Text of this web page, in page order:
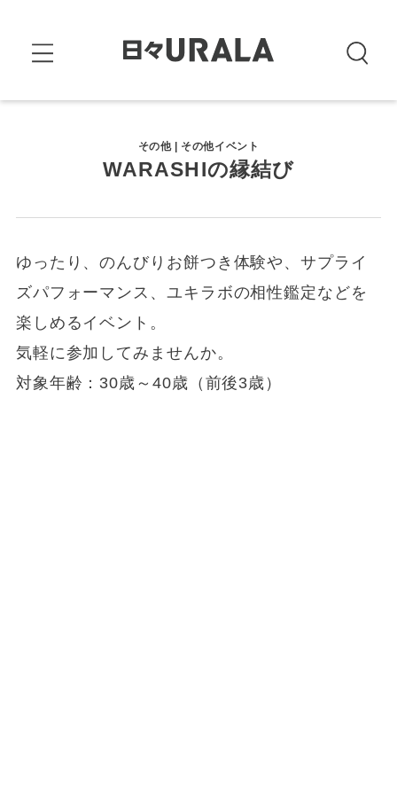
その他 | その他イベント
WARASHIの縁結び
ゆったり、のんびりお餅つき体験や、サプライ
ズパフォーマンス、ユキラボの相性鑑定などを
楽しめるイベント。
気軽に参加してみませんか。
対象年齢：30歳～40歳（前後3歳）